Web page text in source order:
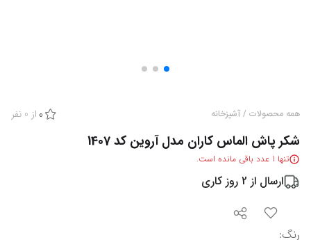
همه محصولات / آشپزخانه 0 از 0 نفر
شکر پاش الماس کاران مدل آروین کد 1407
تنها 1 عدد باقی مانده است.
ارسال از 2 روز کاری
رنگ: